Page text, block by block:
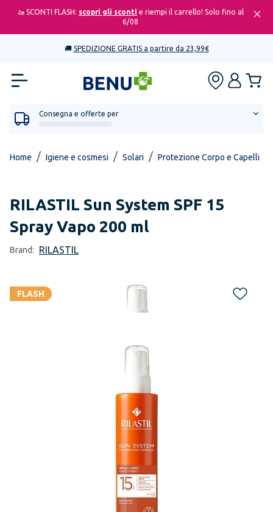
🚤 SCONTI FLASH: scopri gli sconti e riempi il carrello! Solo fino al
6/08
🚚 SPEDIZIONE GRATIS a partire da 23,99€
Consegna e offerte per
Home / Igiene e cosmesi / Solari / Protezione Corpo e Capelli
RILASTIL Sun System SPF 15
Spray Vapo 200 ml
Brand: RILASTIL
FLASH